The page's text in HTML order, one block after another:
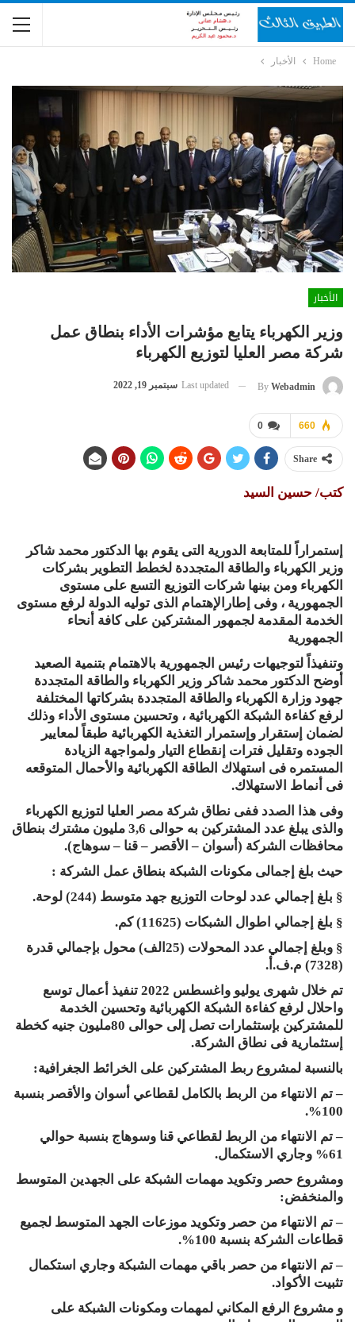
Home الأخبار
الأخبار
وزير الكهرباء يتابع مؤشرات الأداء بنطاق عمل
شركة مصر العليا لتوزيع الكهرباء
By Webadmin
Last updated سبتمبر 19, 2022
0 660
Share
كتب/ حسين السيد
إستمراراً للمتابعة الدورية التى يقوم بها الدكتور محمد شاكر
وزير الكهرباء والطاقة المتجددة لخطط التطوير بشركات
الكهرباء ومن بينها شركات التوزيع التسع على مستوى
الجمهورية ، وفى إطارالإهتمام الذى توليه الدولة لرفع مستوى
الخدمة المقدمة لجمهور المشتركين على كافة أنحاء
الجمهورية
وتنفيذاً لتوجيهات رئيس الجمهورية بالاهتمام بتنمية الصعيد
أوضح الدكتور محمد شاكر وزير الكهرباء والطاقة المتجددة
جهود وزارة الكهرباء والطاقة المتجددة بشركاتها المختلفة
لرفع كفاءة الشبكة الكهربائية ، وتحسين مستوى الأداء وذلك
لضمان إستقرار وإستمرار التغذية الكهربائية طبقاً لمعايير
الجوده وتقليل فترات إنقطاع التيار ولمواجهة الزيادة
المستمره فى استهلاك الطاقة الكهربائية والأحمال المتوقعه
فى أنماط الاستهلاك.
وفى هذا الصدد ففى نطاق شركة مصر العليا لتوزيع الكهرباء
والذى يبلغ عدد المشتركين به حوالى 3,6 مليون مشترك بنطاق
محافظات الشركة (أسوان – الأقصر – قنا – سوهاج).
حيث بلغ إجمالى مكونات الشبكة بنطاق عمل الشركة :
§ بلغ إجمالي عدد لوحات التوزيع جهد متوسط (244) لوحة.
§ بلغ إجمالي اطوال الشبكات (11625) كم.
§ وبلغ إجمالي عدد المحولات (25الف) محول بإجمالي قدرة
(7328) م.ف.أ.
تم خلال شهرى يوليو واغسطس 2022 تنفيذ أعمال توسع
واحلال لرفع كفاءة الشبكة الكهربائية وتحسين الخدمة
للمشتركين بإستثمارات تصل إلى حوالى 80مليون جنيه كخطة
إستثمارية فى نطاق الشركة.
بالنسبة لمشروع ربط المشتركين على الخرائط الجغرافية:
– تم الانتهاء من الربط بالكامل لقطاعي أسوان والأقصر بنسبة
100%.
– تم الانتهاء من الربط لقطاعي قنا وسوهاج بنسبة حوالي
61% وجاري الاستكمال.
ومشروع حصر وتكويد مهمات الشبكة على الجهدين المتوسط
والمنخفض:
– تم الانتهاء من حصر وتكويد موزعات الجهد المتوسط لجميع
قطاعات الشركة بنسبة 100%.
– تم الانتهاء من حصر باقي مهمات الشبكة وجاري استكمال
تثبيت الأكواد.
و مشروع الرفع المكاني لمهمات ومكونات الشبكة على